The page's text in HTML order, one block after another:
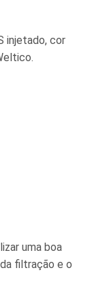
injetado, cor
uma boa
filtração e o